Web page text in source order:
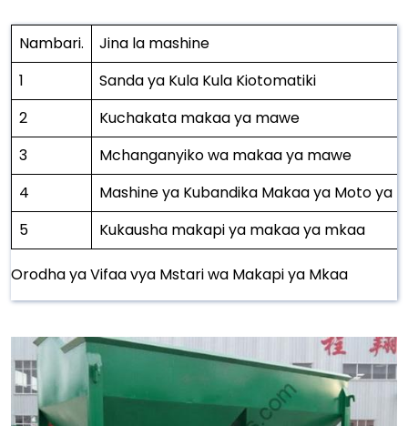
Nambari.
Jina la mashine
1
Sanda ya Kula Kula Kiotomatiki
2
Kuchakata makaa ya mawe
3
Mchanganyiko wa makaa ya mawe
4
Mashine ya Kubandika Makaa ya Moto ya
5
Kukausha makapi ya makaa ya mkaa
Orodha ya Vifaa vya Mstari wa Makapi ya Mkaa